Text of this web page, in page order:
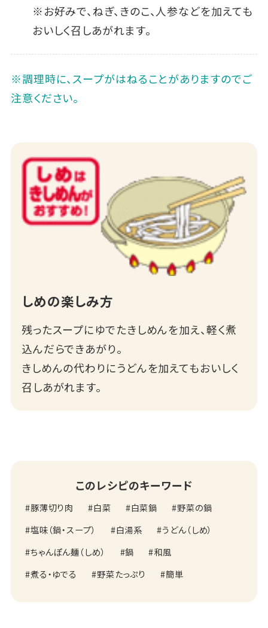
※お好みで、ねぎ、きのこ、人参などを加えても
おいしく召しあがれます。
※調理時に、スープがはねることがありますのでご
注意ください。
しめの楽しみ方
残ったスープにゆでたきしめんを加え、軽く煮
込んだらできあがり。
きしめんの代わりにうどんを加えてもおいしく
召しあがれます。
このレシピのキーワード
豚薄切り肉 白菜 白菜鍋
野菜の鍋
塩味（鍋・スープ）
白湯系
うどん（しめ）
ちゃんぽん麺（しめ）
鍋
和風
煮る・ゆでる
野菜たっぷり 簡単